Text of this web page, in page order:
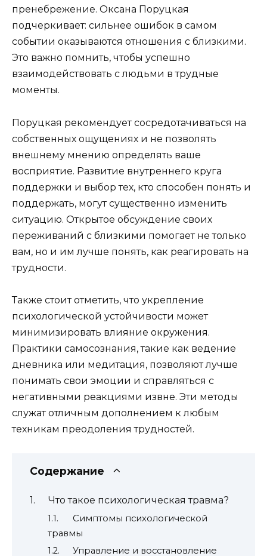
пренебрежение. Оксана Поруцкая
подчеркивает: сильнее ошибок в самом
событии оказываются отношения с близкими.
Это важно помнить, чтобы успешно
взаимодействовать с людьми в трудные
моменты.
Поруцкая рекомендует сосредотачиваться на
собственных ощущениях и не позволять
внешнему мнению определять ваше
восприятие. Развитие внутреннего круга
поддержки и выбор тех, кто способен понять и
поддержать, могут существенно изменить
ситуацию. Открытое обсуждение своих
переживаний с близкими помогает не только
вам, но и им лучше понять, как реагировать на
трудности.
Также стоит отметить, что укрепление
психологической устойчивости может
минимизировать влияние окружения.
Практики самосознания, такие как ведение
дневника или медитация, позволяют лучше
понимать свои эмоции и справляться с
негативными реакциями извне. Эти методы
служат отличным дополнением к любым
техникам преодоления трудностей.
Содержание
Что такое психологическая травма?
Симптомы психологической
травмы
Управление и восстановление